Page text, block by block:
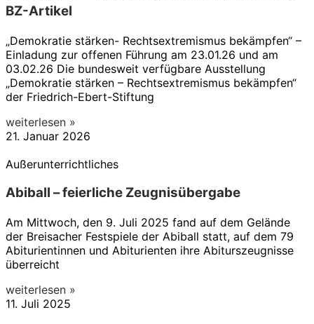
BZ-Artikel
„Demokratie stärken- Rechtsextremismus bekämpfen“ –
Einladung zur offenen Führung am 23.01.26 und am
03.02.26 Die bundesweit verfügbare Ausstellung
„Demokratie stärken – Rechtsextremismus bekämpfen“
der Friedrich-Ebert-Stiftung
weiterlesen »
21. Januar 2026
Außerunterrichtliches
Abiball – feierliche Zeugnisübergabe
Am Mittwoch, den 9. Juli 2025 fand auf dem Gelände
der Breisacher Festspiele der Abiball statt, auf dem 79
Abiturientinnen und Abiturienten ihre Abiturszeugnisse
überreicht
weiterlesen »
11. Juli 2025